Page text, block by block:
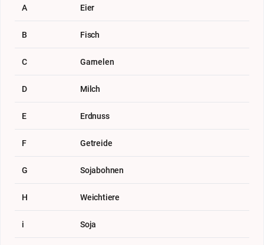
A Eier
B Fisch
C Garnelen
D Milch
E Erdnuss
F Getreide
G Sojabohnen
H Weichtiere
i Soja